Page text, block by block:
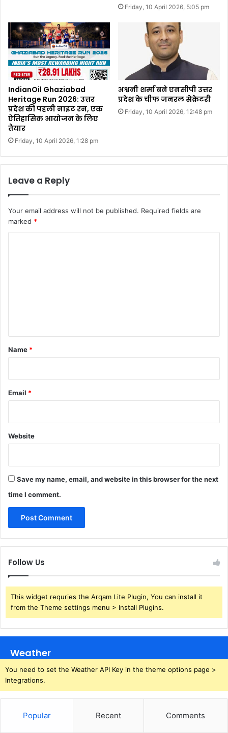
Friday, 10 April 2026, 5:05 pm
IndianOil Ghaziabad
Heritage Run 2026: उत्तर
प्रदेश की पहली नाइट रन, एक
ऐतिहासिक आयोजन के लिए
तैयार
Friday, 10 April 2026, 1:28 pm
अश्वनी शर्मा बने एनसीपी उत्तर
प्रदेश के चीफ जनरल सेक्रेटरी
Friday, 10 April 2026, 12:48 pm
Leave a Reply
Your email address will not be published. Required fields are
marked *
*
Name *
Email *
Website
Save my name, email, and website in this browser for the next
time I comment.
Follow Us
This widget requries the Arqam Lite Plugin, You can install it
from the Theme settings menu > Install Plugins.
Weather
You need to set the Weather API Key in the theme options page >
Integrations.
Popular Recent Comments